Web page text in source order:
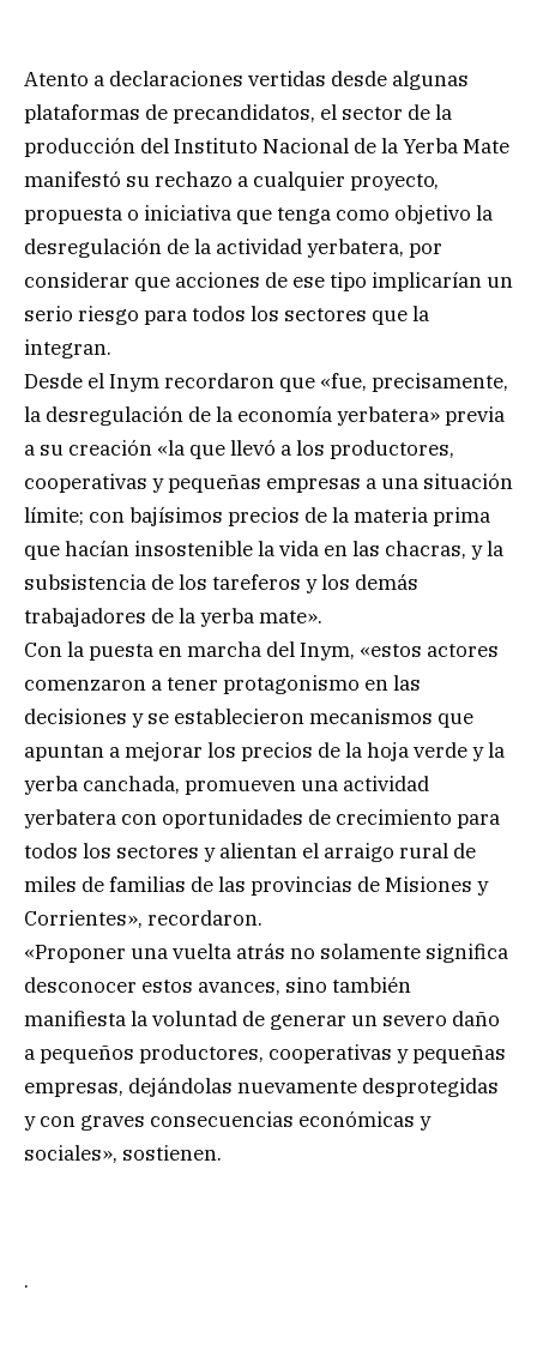
Atento a declaraciones vertidas desde algunas
plataformas de precandidatos, el sector de la
producción del Instituto Nacional de la Yerba Mate
manifestó su rechazo a cualquier proyecto,
propuesta o iniciativa que tenga como objetivo la
desregulación de la actividad yerbatera, por
considerar que acciones de ese tipo implicarían un
serio riesgo para todos los sectores que la
integran.
Desde el Inym recordaron que «fue, precisamente,
la desregulación de la economía yerbatera» previa
a su creación «la que llevó a los productores,
cooperativas y pequeñas empresas a una situación
límite; con bajísimos precios de la materia prima
que hacían insostenible la vida en las chacras, y la
subsistencia de los tareferos y los demás
trabajadores de la yerba mate».
Con la puesta en marcha del Inym, «estos actores
comenzaron a tener protagonismo en las
decisiones y se establecieron mecanismos que
apuntan a mejorar los precios de la hoja verde y la
yerba canchada, promueven una actividad
yerbatera con oportunidades de crecimiento para
todos los sectores y alientan el arraigo rural de
miles de familias de las provincias de Misiones y
Corrientes», recordaron.
«Proponer una vuelta atrás no solamente significa
desconocer estos avances, sino también
manifiesta la voluntad de generar un severo daño
a pequeños productores, cooperativas y pequeñas
empresas, dejándolas nuevamente desprotegidas
y con graves consecuencias económicas y
sociales», sostienen.
.